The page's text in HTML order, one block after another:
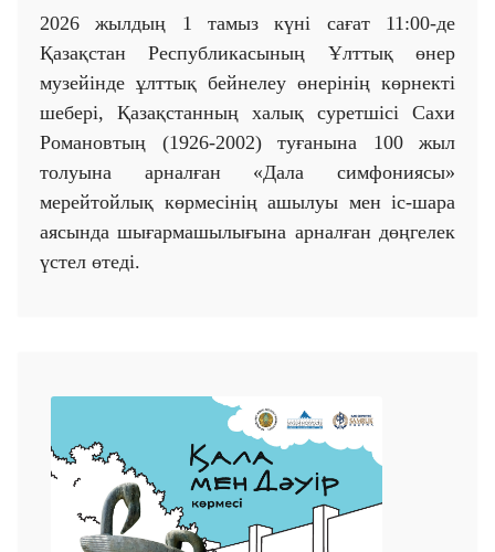
2026 жылдың 1 тамыз күні сағат 11:00-де
Қазақстан Республикасының Ұлттық өнер
музейінде ұлттық бейнелеу өнерінің көрнекті
шебері, Қазақстанның халық суретшісі Сахи
Романовтың (1926-2002) туғанына 100 жыл
толуына арналған «Дала симфониясы»
мерейтойлық көрмесінің ашылуы мен іс-шара
аясында шығармашылығына арналған дөңгелек
үстел өтеді.